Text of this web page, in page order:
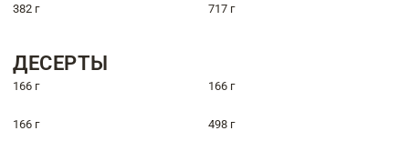
382 г 717 г
ДЕСЕРТЫ
166 г 166 г
166 г 498 г